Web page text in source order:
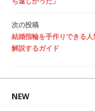
ナ
ビ
ー
シ
次の投稿
結婚指輪を手作りできる
解説するガイド
NEW